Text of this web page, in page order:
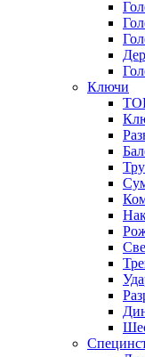
Ключи